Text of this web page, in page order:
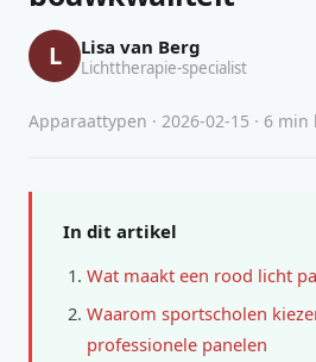
L Lisa van Berg
Lichttherapie-specialist
Apparaattypen · 2026-02-15 · 6
In dit artikel
Wat maakt een rood licht
Waarom sportscholen
professionele panelen